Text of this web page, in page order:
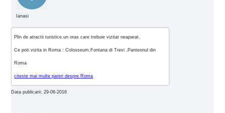
Ianasi
Plin de atractii turistice.un oras care trebuie vizitat neaparat.
Ce poti vizita in Roma : Colosseum,Fontana di Trevi ,Panteonul din
Roma
citeste mai multe pareri despre Roma
Data publicarii: 29-06-2016